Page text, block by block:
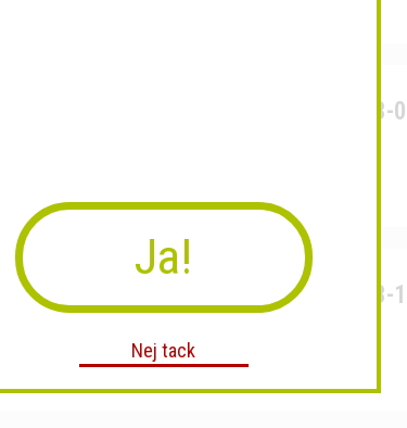
Org.Nr: 556323-
Org.Nr: 570613-
Ja!
Nej tack